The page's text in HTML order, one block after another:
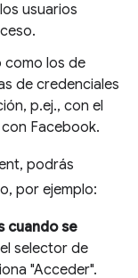
usuarios
como los de
de credenciales
p.ej., con el
Facebook.
podrás
por ejemplo:
cuando se
selector de
"Acceder".